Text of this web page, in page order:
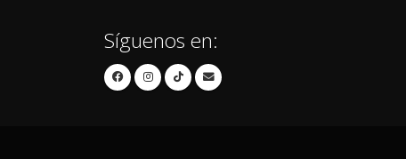
Síguenos en: